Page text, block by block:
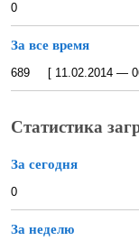
0
За все время
689 [ 11.02.2014 —
Статистика
За сегодня
0
За неделю